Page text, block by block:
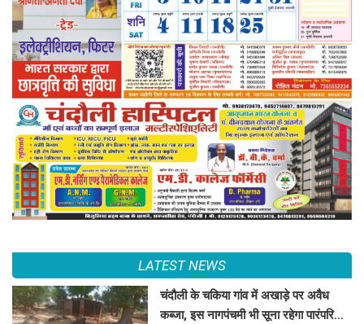
LATEST NEWS
चंदौली के चकिया गांव में अखाड़े पर अवैध
कब्जा, इस नागपंचमी भी सूना रहेगा पारंपरिक